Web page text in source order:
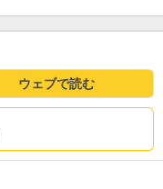
ウェブで読む